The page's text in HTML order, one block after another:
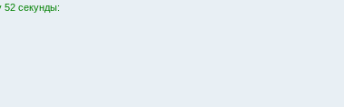
52 секунды: